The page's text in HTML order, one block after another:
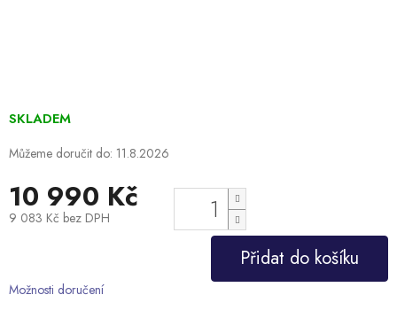
SKLADEM
Můžeme doručit do: 11.8.2026
10 990 Kč
9 083 Kč bez DPH
Přidat do košíku
Možnosti doručení